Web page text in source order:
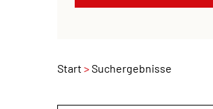
Start Suchergebnisse